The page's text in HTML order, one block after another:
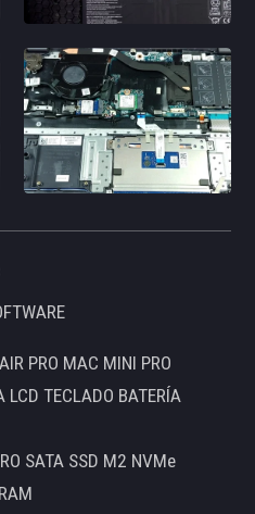
PRO MAC MINI PRO
LCD TECLADO BATERÍA
SATA SSD M2 NVMe